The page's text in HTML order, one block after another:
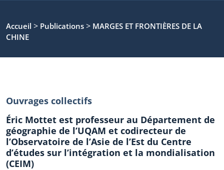
Accueil > Publications > MARGES ET FRONTIÈRES DE LA
CHINE
Ouvrages collectifs
Éric Mottet est professeur au Département de
géographie de l’UQAM et codirecteur de
l’Observatoire de l’Asie de l’Est du Centre
d’études sur l’intégration et la mondialisation
(CEIM)